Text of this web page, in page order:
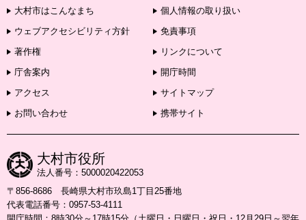
大村市はこんなまち
個人情報の取り扱い
ウェブアクセシビリティ方針
免責事項
著作権
リンクについて
庁舎案内
開庁時間
アクセス
サイトマップ
お問い合わせ
携帯サイト
大村市役所
法人番号：5000020422053
〒856-8686 長崎県大村市玖島1丁目25番地
代表電話番号：0957-53-4111